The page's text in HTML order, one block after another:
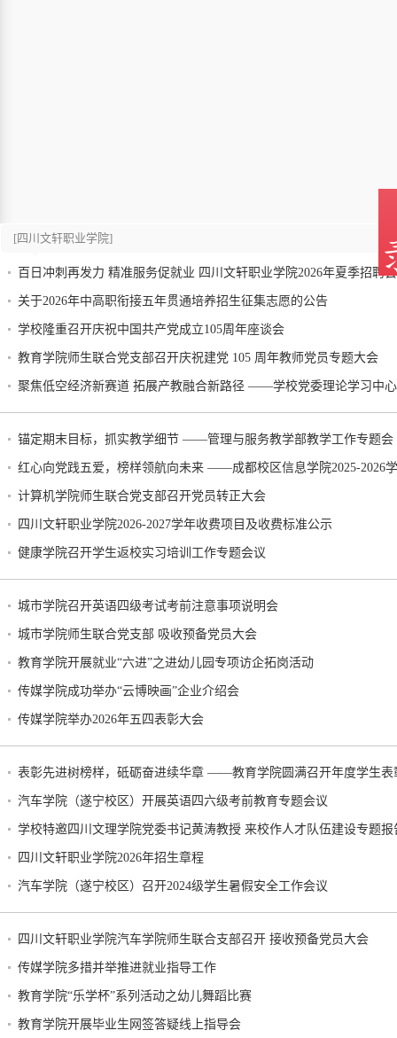
[四川文轩职业学院]
百日冲刺再发力 精准服务促就业 四川文轩职业学院2026年夏季招聘
关于2026年中高职衔接五年贯通培养招生征集志愿的公告
学校隆重召开庆祝中国共产党成立105周年座谈会
教育学院师生联合党支部召开庆祝建党 105 周年教师党员专题大会
聚焦低空经济新赛道 拓展产教融合新路径 ——学校党委理论学习中
锚定期末目标，抓实教学细节 ——管理与服务教学部教学工作专题会
红心向党践五爱，榜样领航向未来 ——成都校区信息学院2025-2026
计算机学院师生联合党支部召开党员转正大会
四川文轩职业学院2026-2027学年收费项目及收费标准公示
健康学院召开学生返校实习培训工作专题会议
城市学院召开英语四级考试考前注意事项说明会
城市学院师生联合党支部 吸收预备党员大会
教育学院开展就业“六进”之进幼儿园专项访企拓岗活动
传媒学院成功举办“云博映画”企业介绍会
传媒学院举办2026年五四表彰大会
表彰先进树榜样，砥砺奋进续华章 ——教育学院圆满召开年度学生表
汽车学院（遂宁校区）开展英语四六级考前教育专题会议
学校特邀四川文理学院党委书记黄涛教授 来校作人才队伍建设专题报
四川文轩职业学院2026年招生章程
汽车学院（遂宁校区）召开2024级学生暑假安全工作会议
四川文轩职业学院汽车学院师生联合支部召开 接收预备党员大会
传媒学院多措并举推进就业指导工作
教育学院“乐学杯”系列活动之幼儿舞蹈比赛
教育学院开展毕业生网签答疑线上指导会